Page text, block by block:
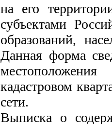
на его
субъектами
образований,
Данная форма
кадастровом
сети.
Выписка о